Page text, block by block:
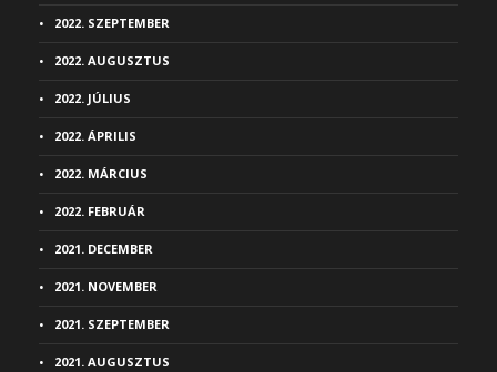
2022. SZEPTEMBER
2022. AUGUSZTUS
2022. JÚLIUS
2022. ÁPRILIS
2022. MÁRCIUS
2022. FEBRUÁR
2021. DECEMBER
2021. NOVEMBER
2021. SZEPTEMBER
2021. AUGUSZTUS